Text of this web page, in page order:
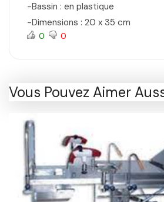
-Bassin : en plastique
-Dimensions : 20 x 35 cm
0 0
Vous Pouvez Aimer